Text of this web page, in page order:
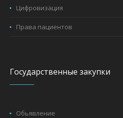
Цифровизация
Права пациентов
Государственные закупки
Обьявление